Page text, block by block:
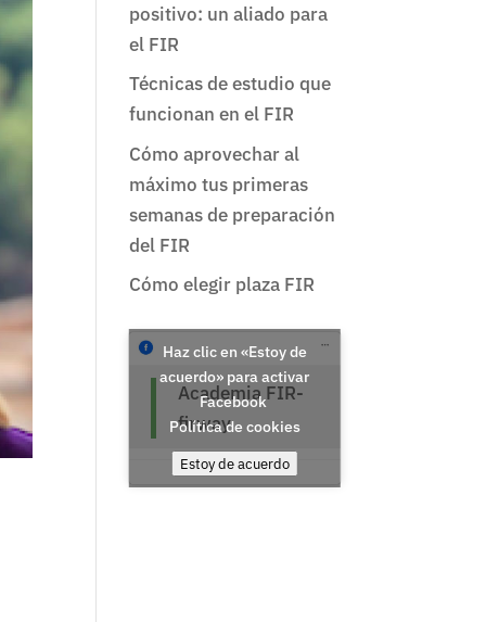
positivo: un aliado para
el FIR
Técnicas de estudio que
funcionan en el FIR
Cómo aprovechar al
máximo tus primeras
semanas de preparación
del FIR
Cómo elegir plaza FIR
Academia FIR-
firway
Haz clic en «Estoy de
acuerdo» para activar
Facebook
Política de cookies
Estoy de acuerdo